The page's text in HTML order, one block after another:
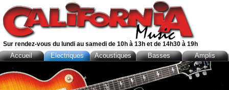
Sur rendez-vous du lundi au samedi de 10h à 13h et de 14h30 à 19h
Accueil Electriques Acoustiques Basses Amplis